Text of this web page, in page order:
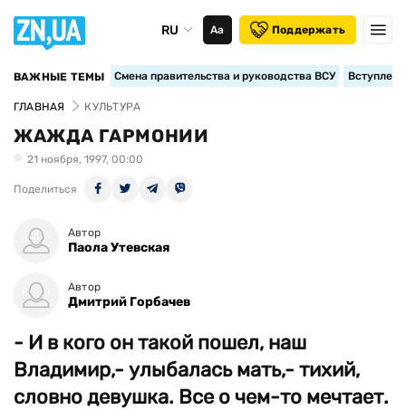
RU Аа Поддержать
ВАЖНЫЕ ТЕМЫ Смена правительства и руководства ВСУ
ГЛАВНАЯ КУЛЬТУРА
ЖАЖДА ГАРМОНИИ
21 ноября, 1997, 00:00
Поделиться
Автор
Паола Утевская
Автор
Дмитрий Горбачев
- И в кого он такой пошел, наш
Владимир,- улыбалась мать,- тихий,
словно девушка. Все о чем-то мечтает.